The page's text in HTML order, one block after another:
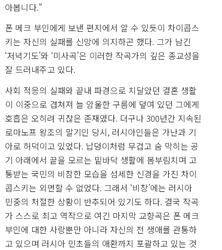
아봅니다.”
폰 메크 부인에게 보낸 편지에서 알 수 있듯이 차이콥스
키는 자신의 실패를 신앙에 의지하곤 했다. 그가 남긴
‘저녁기도’와 ‘미사곡’은 이러한 작곡가의 깊은 종교성을
잘 드러내주고 있다.
사회 적응의 실패와 끝내 파경으로 치달았던 결혼 생활
이 이중으로 겹쳐져 늘 암울한 구름에 덮여 있던 그에게
호흡은 오히려 귀찮은 존재였다. 더구나 300년간 지속된
로마노프 왕조의 말기인 당시, 러시아인들은 가난과 기
아로 허덕이고 있었다. 납덩이처럼 무겁고 숨 막히는 공
기 아래에서 끝을 모르는 밑바닥 생활에 몸부림치며 고
통받는 국민의 비참한 모습을 섬세한 신경을 가진 차이
콥스키는 외면할 수 없었다. 그래서 ‘비창’에는 러시아
민중의 처절한 상황이 반추되어 있기도 하다. 결국 작곡
가 스스로 최고 역작으로 여긴 마지막 교향곡은 폰 메크
부인에 대한 사랑뿐만 아니라 자신의 전 생애를 관통하
고 있으며 러시아 민초들의 애환까지 포괄하고 있는 것